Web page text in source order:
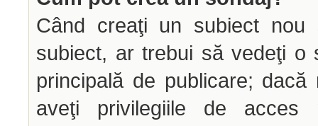
Când creaţi un subiect nou
subiect, ar trebui să vedeţi o
principală de publicare;
aveţi privilegiile de acces